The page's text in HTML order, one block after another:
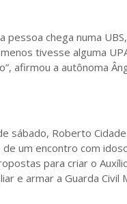
pessoa chega numa
tivesse alguma
afirmou a autônoma
sábado, Roberto
de um encontro com
para criar o
e armar a Guarda Civil